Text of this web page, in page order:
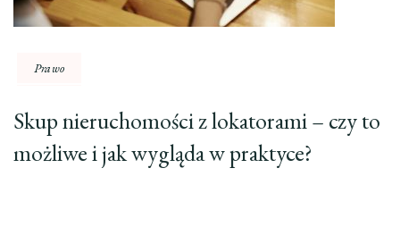
Prawo
Skup nieruchomości z lokatorami – czy to
możliwe i jak wygląda w praktyce?